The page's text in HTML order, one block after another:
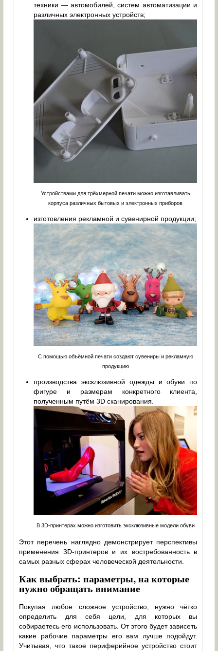
техники — автомобилей, систем автоматизации и
различных электронных устройств;
Устройствами для трёхмерной печати можно изготавливать
корпуса различных бытовых и электронных приборов
изготовления рекламной и сувенирной продукции;
С помощью объёмной печати создают сувениры и рекламную
продукцию
производства эксклюзивной одежды и обуви по
фигуре и размерам конкретного клиента,
полученным путём 3D сканирования.
В 3D-принтерах можно изготовить эксклюзивные модели обуви
Этот перечень наглядно демонстрирует перспективы
применения 3D-принтеров и их востребованность в
самых разных сферах человеческой деятельности.
Как выбрать: параметры, на которые
нужно обращать внимание
Покупая любое сложное устройство, нужно чётко
определить для себя цели, для которых вы
собираетесь его использовать. От этого будет зависеть
какие рабочие параметры его вам лучше подойдут.
Учитывая, что такое периферийное устройство стоит